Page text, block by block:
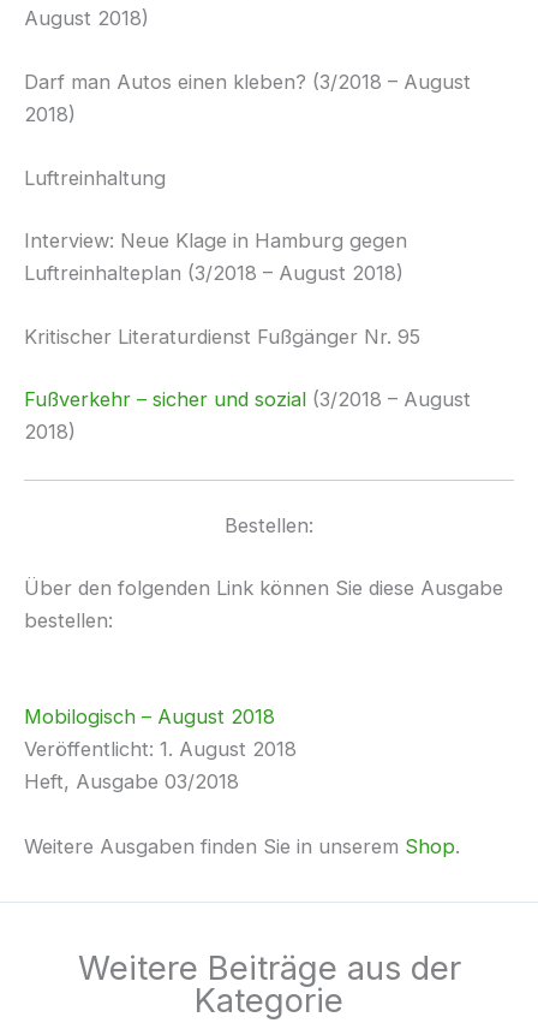
August 2018)
Darf man Autos einen kleben? (3/2018 – August
2018)
Luftreinhaltung
Interview: Neue Klage in Hamburg gegen
Luftreinhalteplan (3/2018 – August 2018)
Kritischer Literaturdienst Fußgänger Nr. 95
Fußverkehr – sicher und sozial (3/2018 – August
2018)
Bestellen:
Über den folgenden Link können Sie diese Ausgabe
bestellen:
Mobilogisch – August 2018
Veröffentlicht: 1. August 2018
Heft, Ausgabe 03/2018
Weitere Ausgaben finden Sie in unserem Shop.
Weitere Beiträge aus der
Kategorie